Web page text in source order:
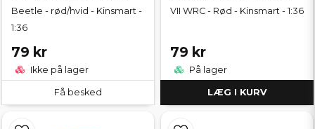
Beetle - rød/hvid - Kinsmart -
1:36
79 kr
Ikke på lager
Få besked
VII WRC - Rød - Kinsmart - 1:36
79 kr
På lager
LÆG I KURV